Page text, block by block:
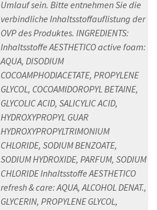
Umlauf sein. Bitte entnehmen Sie die
verbindliche Inhaltsstoffauflistung der
OVP des Produktes. INGREDIENTS:
Inhaltsstoffe AESTHETICO active foam:
AQUA, DISODIUM
COCOAMPHODIACETATE, PROPYLENE
GLYCOL, COCOAMIDOROPYL BETAINE,
GLYCOLIC ACID, SALICYLIC ACID,
HYDROXYPROPYL GUAR
HYDROXYPROPYLTRIMONIUM
CHLORIDE, SODIUM BENZOATE,
SODIUM HYDROXIDE, PARFUM, SODIUM
CHLORIDE Inhaltsstoffe AESTHETICO
refresh & care: AQUA, ALCOHOL DENAT.,
GLYCERIN, PROPYLENE GLYCOL,